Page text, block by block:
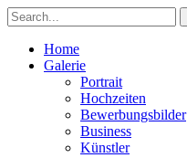
Home
Galerie
Portrait
Hochzeiten
Bewerbungsbilder
Business
Künstler